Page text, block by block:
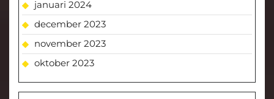
januari 2024
december 2023
november 2023
oktober 2023